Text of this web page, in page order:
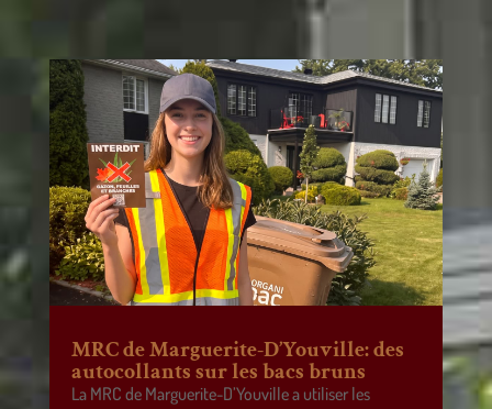
MRC de Marguerite-D’Youville: des
autocollants sur les bacs bruns
La MRC de Marguerite-D’Youville a utiliser les